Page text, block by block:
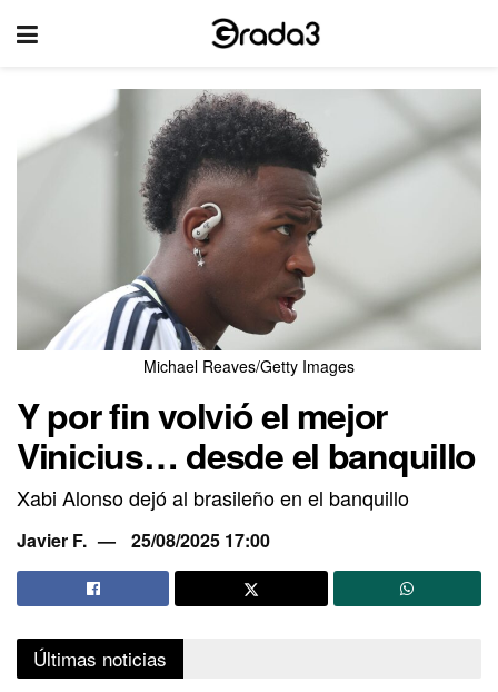
Michael Reaves/Getty Images
Y por fin volvió el mejor
Vinicius… desde el banquillo
Xabi Alonso dejó al brasileño en el banquillo
Javier F. 25/08/2025 17:00
Últimas noticias